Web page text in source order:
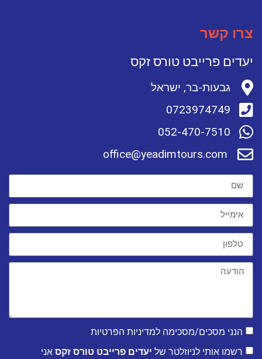
צרו קשר
יעדים פרייבט טורס זקס
גבעות-בר, ישראל
0723974749
052-470-7510
הנני מסכים/מסכימה למדיניות הפרטיות
רשמו אותי לניוזלטר של יעדים פרייבט טורס זקס אני